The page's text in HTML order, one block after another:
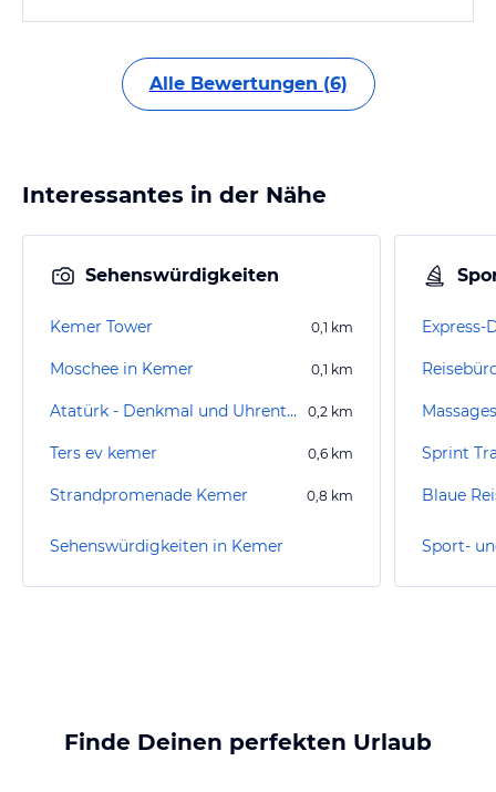
Alle Bewertungen (6)
Interessantes in der Nähe
Sehenswürdigkeiten
Kemer Tower 0,1 km
Moschee in Kemer 0,1 km
Atatürk - Denkmal und Uhrenturm 0,2 km
Ters ev kemer 0,6 km
Strandpromenade Kemer 0,8 km
Sehenswürdigkeiten in Kemer
Express-
Sprint
Blaue
Sport-
Finde Deinen perfekten Urlaub